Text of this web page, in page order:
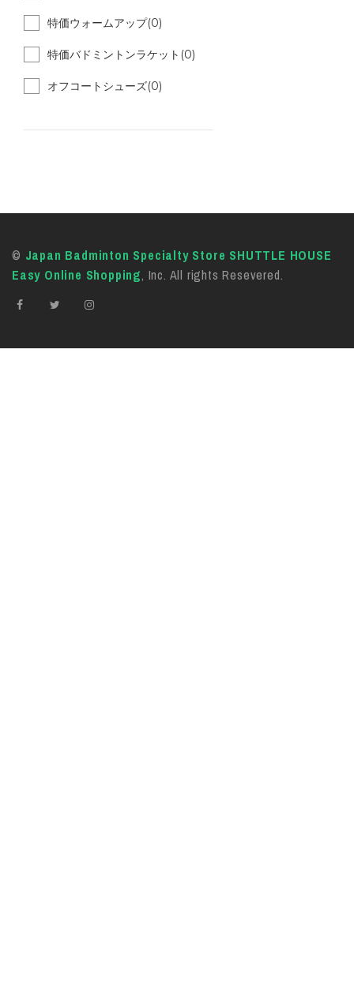
特価ウォームアップ(0)
特価バドミントンラケット(0)
オフコートシューズ(0)
© Japan Badminton Specialty Store SHUTTLE HOUSE
Easy Online Shopping, Inc. All rights Resevered.